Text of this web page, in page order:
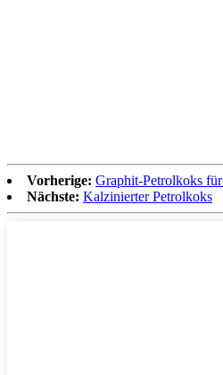
Vorherige: Graphit-Petrolkoks
Nächste: Kalzinierter Petrolkoks